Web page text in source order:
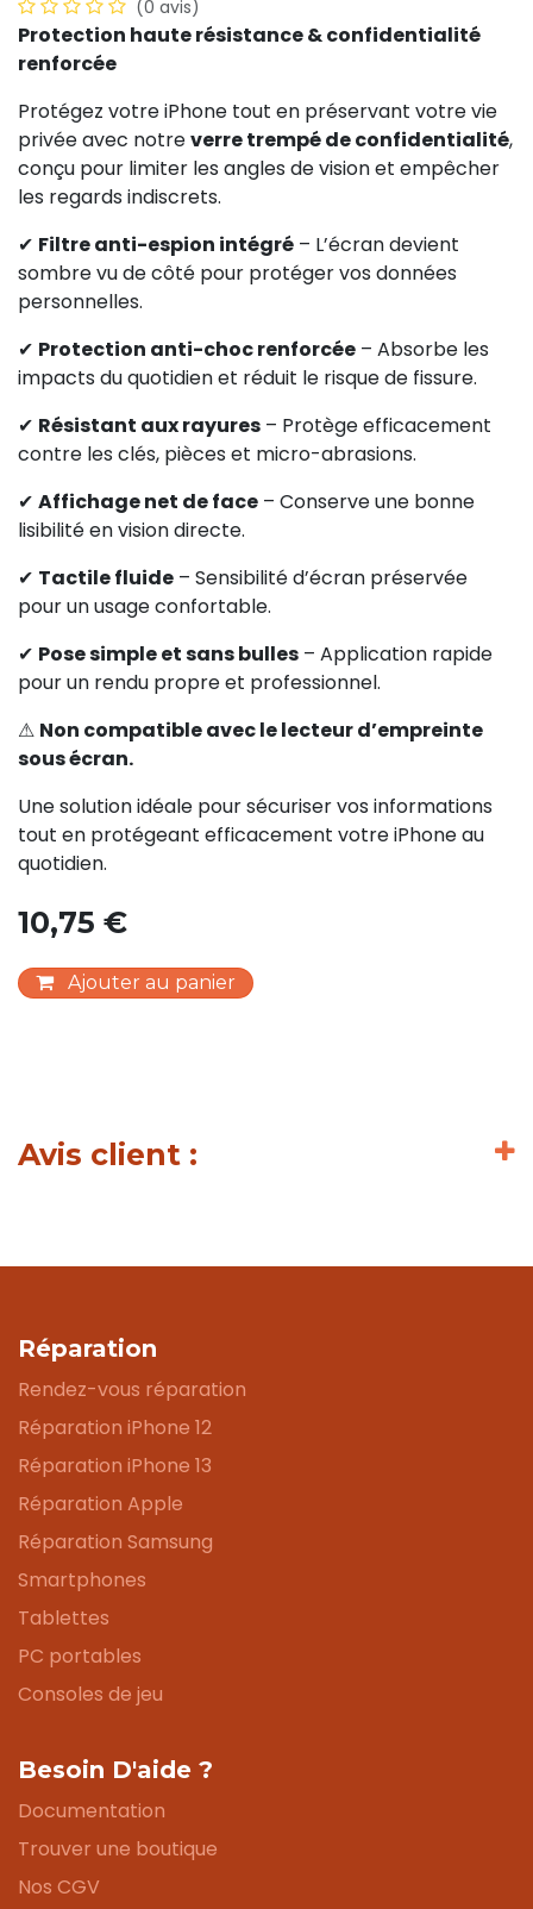
(0 avis)
Protection haute résistance & confidentialité
renforcée
Protégez votre iPhone tout en préservant votre vie
privée avec notreverre trempé de confidentialité,
conçu pour limiter les angles de vision et empêcher
les regards indiscrets.
✔ Filtre anti-espion intégré – L’écran devient
sombre vu de côté pour protéger vos données
personnelles.
✔ Protection anti-choc renforcée – Absorbe les
impacts du quotidien et réduit le risque de fissure.
✔ Résistant aux rayures – Protège efficacement
contre les clés, pièces et micro-abrasions.
✔ Affichage net de face – Conserve une bonne
lisibilité en vision directe.
✔ Tactile fluide – Sensibilité d’écran préservée
pour un usage confortable.
✔ Pose simple et sans bulles – Application rapide
pour un rendu propre et professionnel.
⚠ Non compatible avec le lecteur d’empreinte
sous écran.
Une solution idéale pour sécuriser vos informations
tout en protégeant efficacement votre iPhone au
quotidien.
10,75 €
Ajouter au panier
Avis client :
Réparation
Rendez-vous réparation
Réparation iPhone 12
Réparation iPhone 13
Réparation Apple
Réparation Samsung
Smartphones
Tablettes
PC portables
Consoles de jeu
Besoin D'aide ?
Documentation
Trouver une boutique
Nos CGV